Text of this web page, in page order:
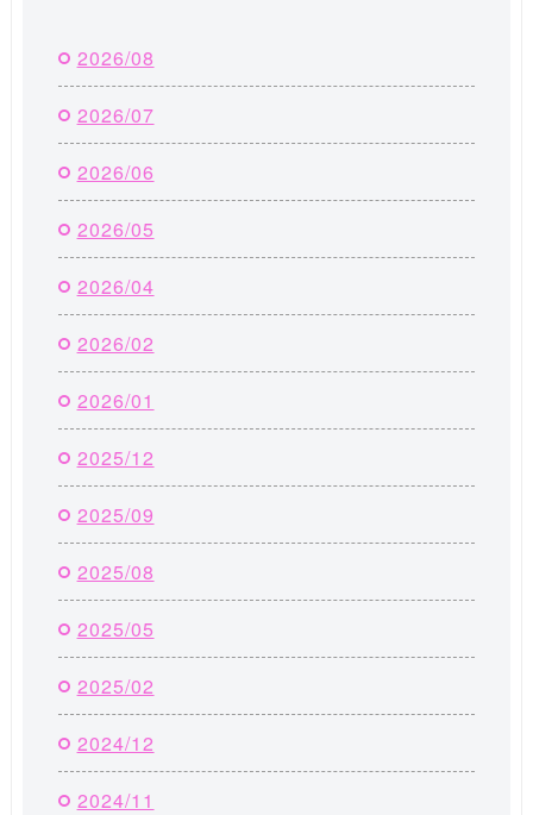
2026/08
2026/07
2026/06
2026/05
2026/04
2026/02
2026/01
2025/12
2025/09
2025/08
2025/05
2025/02
2024/12
2024/11